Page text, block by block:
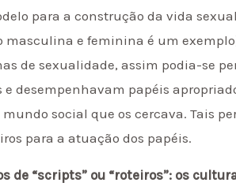
para a construção da vida
e feminina é um
de sexualidade, assim podia-se
desempenhavam papéis
social que os cercava. Tais
para a atuação dos papéis.
de “scripts” ou “roteiros”: os